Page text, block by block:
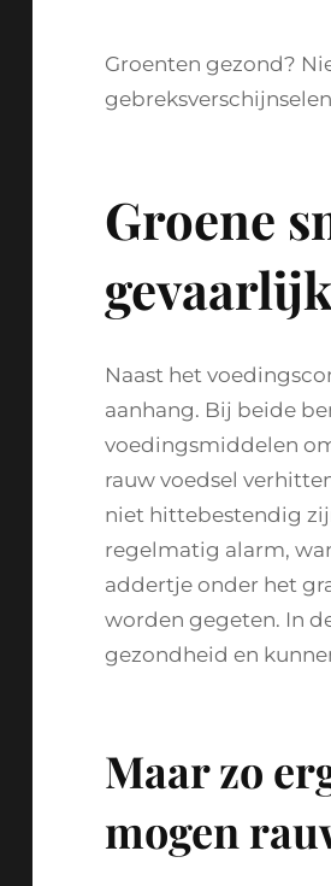
Groenten gezond?
Groene
Naast het
aanhang. Bij beide
voedingsmiddelen
rauw voedsel
niet hittebestendig
regelmatig alarm,
addertje onder het
worden gegeten. In
gezondheid en
Maar zo
mogen